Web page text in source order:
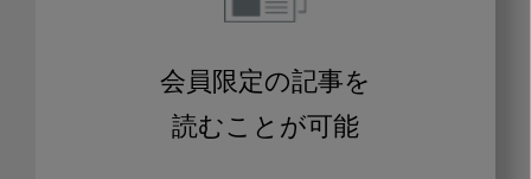
会員限定の記事を
読むことが可能